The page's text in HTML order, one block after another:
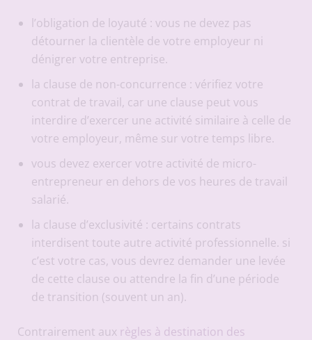
l’obligation de loyauté : vous ne devez pas
détourner la clientèle de votre employeur ni
dénigrer votre entreprise.
la clause de non-concurrence : vérifiez votre
contrat de travail, car une clause peut vous
interdire d’exercer une activité similaire à celle de
votre employeur, même sur votre temps libre.
vous devez exercer votre activité de micro-
entrepreneur en dehors de vos heures de travail
salarié.
la clause d’exclusivité : certains contrats
interdisent toute autre activité professionnelle. si
c’est votre cas, vous devrez demander une levée
de cette clause ou attendre la fin d’une période
de transition (souvent un an).
Contrairement aux règles à destination des